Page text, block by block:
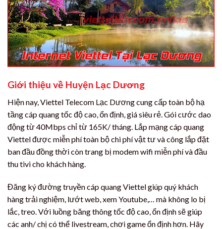
Giới thiệu về Huyện Lạc Dương
Hiện nay, Viettel Telecom Lạc Dương cung cấp toàn bộ hạ
tầng cáp quang tốc độ cao, ổn định, giá siêu rẻ. Gói cước dao
động từ 40Mbps chỉ từ 165K/ tháng. Lắp mạng cáp quang
Viettel được miễn phí toàn bộ chi phí vật tư và công lắp đặt
ban đầu đồng thời còn trang bị modem wifi miễn phí và đầu
thu tivi cho khách hàng.
Đăng ký đường truyền cáp quang Viettel giúp quý khách
hàng trải nghiệm, lướt web, xem Youtube,… mà không lo bị
lắc, treo. Với luồng băng thông tốc độ cao, ổn định sẽ giúp
các anh/ chị có thể livestream, chơi game ổn định hơn. Hãy